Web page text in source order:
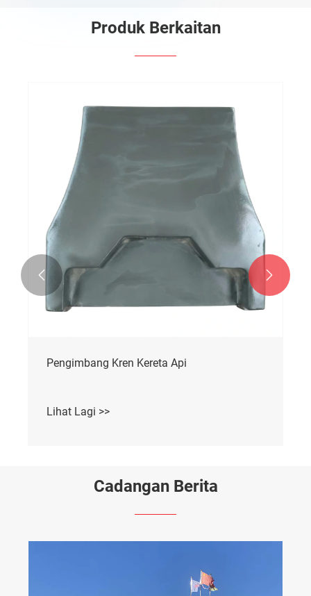
Produk Berkaitan
Pengimbang Kren yang dipasang dengan
Lihat Lagi >>
 
Cadangan Berita